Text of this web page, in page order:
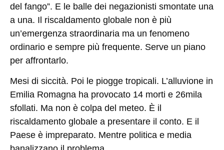
del fango”. E le balle dei negazionisti smontate una
a una. Il riscaldamento globale non è più
un’emergenza straordinaria ma un fenomeno
ordinario e sempre più frequente. Serve un piano
per affrontarlo.
Mesi di siccità. Poi le piogge tropicali. L’alluvione in
Emilia Romagna ha provocato 14 morti e 26mila
sfollati. Ma non è colpa del meteo. È il
riscaldamento globale a presentare il conto. E il
Paese è impreparato. Mentre politica e media